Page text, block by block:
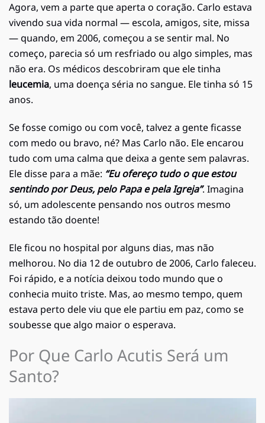
Agora, vem a parte que aperta o coração. Carlo estava
vivendo sua vida normal — escola, amigos, site, missa
— quando, em 2006, começou a se sentir mal. No
começo, parecia só um resfriado ou algo simples, mas
não era. Os médicos descobriram que ele tinha
leucemia, uma doença séria no sangue. Ele tinha só 15
anos.
Se fosse comigo ou com você, talvez a gente ficasse
com medo ou bravo, né? Mas Carlo não. Ele encarou
tudo com uma calma que deixa a gente sem palavras.
Ele disse para a mãe: “Eu ofereço tudo o que estou
sentindo por Deus, pelo Papa e pela Igreja”. Imagina
só, um adolescente pensando nos outros mesmo
estando tão doente!
Ele ficou no hospital por alguns dias, mas não
melhorou. No dia 12 de outubro de 2006, Carlo faleceu.
Foi rápido, e a notícia deixou todo mundo que o
conhecia muito triste. Mas, ao mesmo tempo, quem
estava perto dele viu que ele partiu em paz, como se
soubesse que algo maior o esperava.
Por Que Carlo Acutis Será um
Santo?